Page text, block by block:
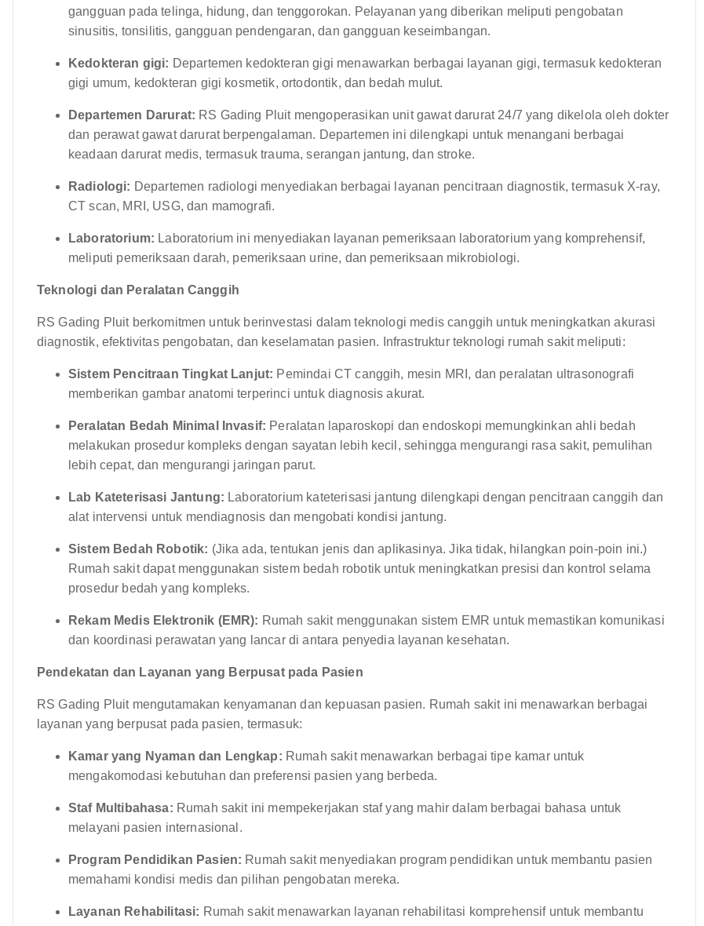
gangguan pada telinga, hidung, dan tenggorokan. Pelayanan yang diberikan meliputi pengobatan
sinusitis, tonsilitis, gangguan pendengaran, dan gangguan keseimbangan.
Kedokteran gigi: Departemen kedokteran gigi menawarkan berbagai layanan gigi, termasuk kedokteran
gigi umum, kedokteran gigi kosmetik, ortodontik, dan bedah mulut.
Departemen Darurat: RS Gading Pluit mengoperasikan unit gawat darurat 24/7 yang dikelola oleh dokter
dan perawat gawat darurat berpengalaman. Departemen ini dilengkapi untuk menangani berbagai
keadaan darurat medis, termasuk trauma, serangan jantung, dan stroke.
Radiologi: Departemen radiologi menyediakan berbagai layanan pencitraan diagnostik, termasuk X-ray,
CT scan, MRI, USG, dan mamografi.
Laboratorium: Laboratorium ini menyediakan layanan pemeriksaan laboratorium yang komprehensif,
meliputi pemeriksaan darah, pemeriksaan urine, dan pemeriksaan mikrobiologi.
Teknologi dan Peralatan Canggih
RS Gading Pluit berkomitmen untuk berinvestasi dalam teknologi medis canggih untuk meningkatkan akurasi
diagnostik, efektivitas pengobatan, dan keselamatan pasien. Infrastruktur teknologi rumah sakit meliputi:
Sistem Pencitraan Tingkat Lanjut: Pemindai CT canggih, mesin MRI, dan peralatan ultrasonografi
memberikan gambar anatomi terperinci untuk diagnosis akurat.
Peralatan Bedah Minimal Invasif: Peralatan laparoskopi dan endoskopi memungkinkan ahli bedah
melakukan prosedur kompleks dengan sayatan lebih kecil, sehingga mengurangi rasa sakit, pemulihan
lebih cepat, dan mengurangi jaringan parut.
Lab Kateterisasi Jantung: Laboratorium kateterisasi jantung dilengkapi dengan pencitraan canggih dan
alat intervensi untuk mendiagnosis dan mengobati kondisi jantung.
Sistem Bedah Robotik: (Jika ada, tentukan jenis dan aplikasinya. Jika tidak, hilangkan poin-poin ini.)
Rumah sakit dapat menggunakan sistem bedah robotik untuk meningkatkan presisi dan kontrol selama
prosedur bedah yang kompleks.
Rekam Medis Elektronik (EMR): Rumah sakit menggunakan sistem EMR untuk memastikan komunikasi
dan koordinasi perawatan yang lancar di antara penyedia layanan kesehatan.
Pendekatan dan Layanan yang Berpusat pada Pasien
RS Gading Pluit mengutamakan kenyamanan dan kepuasan pasien. Rumah sakit ini menawarkan berbagai
layanan yang berpusat pada pasien, termasuk:
Kamar yang Nyaman dan Lengkap: Rumah sakit menawarkan berbagai tipe kamar untuk
mengakomodasi kebutuhan dan preferensi pasien yang berbeda.
Staf Multibahasa: Rumah sakit ini mempekerjakan staf yang mahir dalam berbagai bahasa untuk
melayani pasien internasional.
Program Pendidikan Pasien: Rumah sakit menyediakan program pendidikan untuk membantu pasien
memahami kondisi medis dan pilihan pengobatan mereka.
Layanan Rehabilitasi: Rumah sakit menawarkan layanan rehabilitasi komprehensif untuk membantu